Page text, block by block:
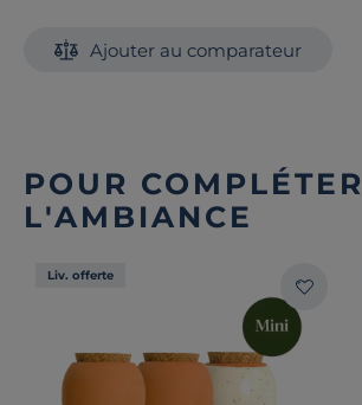
Ajouter au comparateur
POUR COMPLÉTER
L'AMBIANCE
Liv. offerte